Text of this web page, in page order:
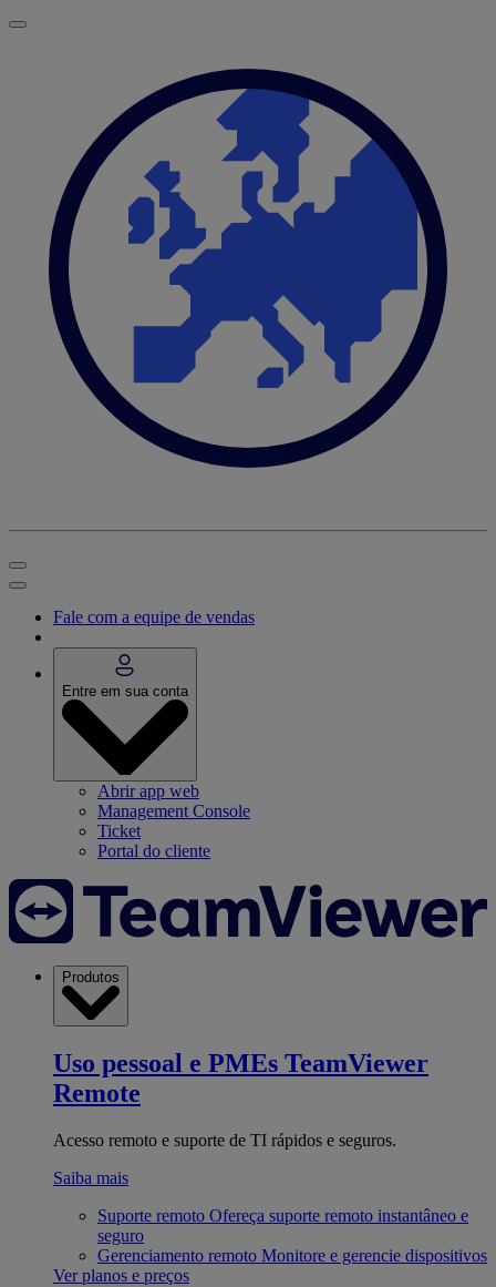
Fale com a equipe de vendas
Entre em sua conta
Abrir app web
Management Console
Ticket
Portal do cliente
Produtos
Uso pessoal e PMEs TeamViewer
Remote
Acesso remoto e suporte de TI rápidos e seguros.
Saiba mais
Suporte remoto Ofereça suporte remoto instantâneo e
seguro
Gerenciamento remoto Monitore e gerencie dispositivos
Ver planos e preços